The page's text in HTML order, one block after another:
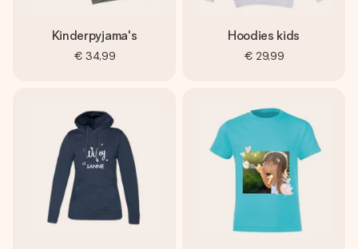
Kinderpyjama's
€ 34,99
Hoodies kids
€ 29,99